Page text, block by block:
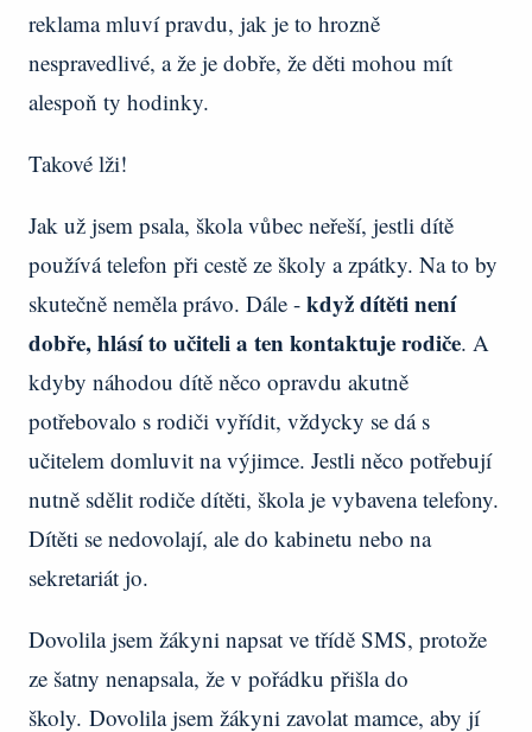
reklama mluví pravdu, jak je to hrozně
nespravedlivé, a že je dobře, že děti mohou mít
alespoň ty hodinky.
Takové lži!
Jak už jsem psala, škola vůbec neřeší, jestli dítě
používá telefon při cestě ze školy a zpátky. Na to by
skutečně neměla právo. Dále - když dítěti není
dobře, hlásí to učiteli a ten kontaktuje rodiče. A
kdyby náhodou dítě něco opravdu akutně
potřebovalo s rodiči vyřídit, vždycky se dá s
učitelem domluvit na výjimce. Jestli něco potřebují
nutně sdělit rodiče dítěti, škola je vybavena telefony.
Dítěti se nedovolají, ale do kabinetu nebo na
sekretariát jo.
Dovolila jsem žákyni napsat ve třídě SMS, protože
ze šatny nenapsala, že v pořádku přišla do
školy. Dovolila jsem žákyni zavolat mamce, aby jí